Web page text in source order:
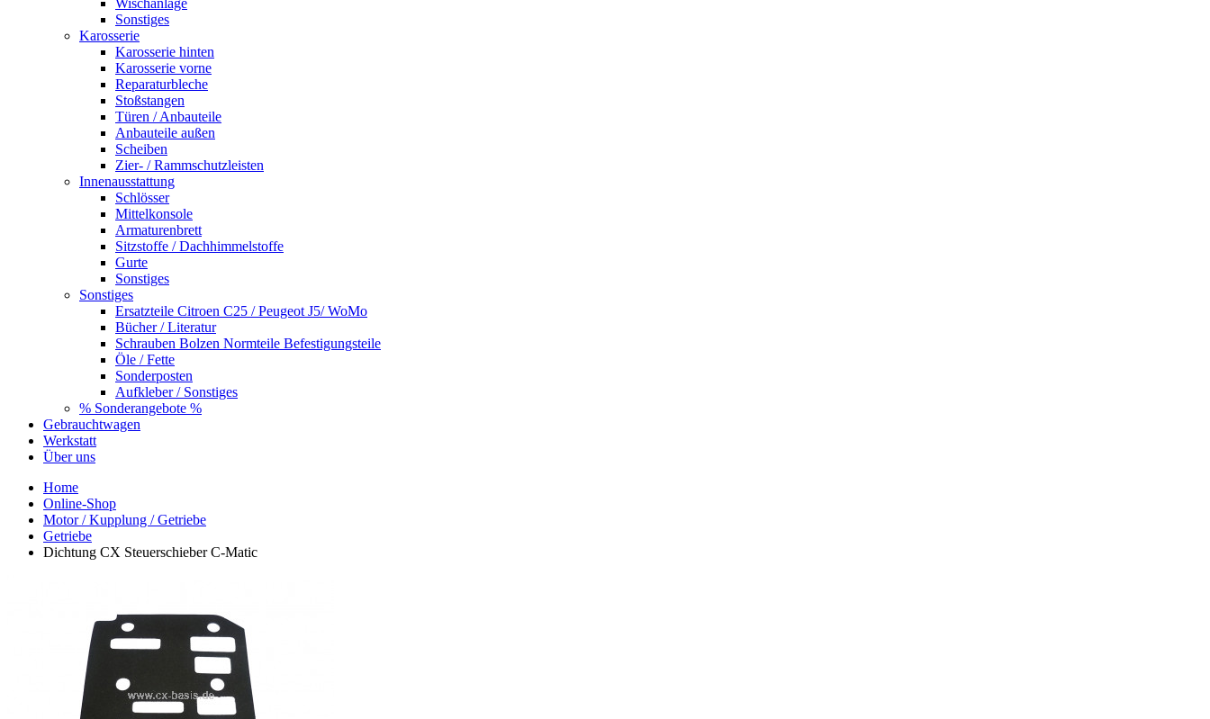
Sonstiges
Karosserie
Karosserie hinten
Karosserie vorne
Reparaturbleche
Stoßstangen
Türen / Anbauteile
Anbauteile außen
Scheiben
Zier- / Rammschutzleisten
Innenausstattung
Schlösser
Mittelkonsole
Armaturenbrett
Sitzstoffe / Dachhimmelstoffe
Gurte
Sonstiges
Sonstiges
Ersatzteile Citroen C25 / Peugeot J5/ WoMo
Bücher / Literatur
Schrauben Bolzen Normteile Befestigungsteile
Öle / Fette
Sonderposten
Aufkleber / Sonstiges
% Sonderangebote %
Gebrauchtwagen
Werkstatt
Über uns
Home
Online-Shop
Motor / Kupplung / Getriebe
Getriebe
Dichtung CX Steuerschieber C-Matic